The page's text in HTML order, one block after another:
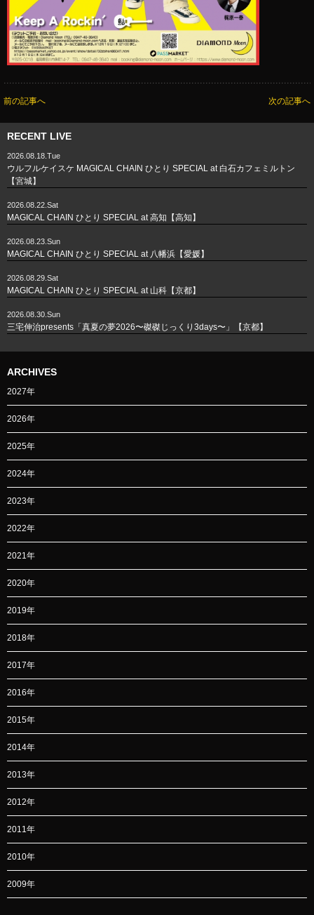
前の記事へ 次の記事へ
RECENT LIVE
2026.08.18.Tue
ウルフルケイスケ MAGICAL CHAIN ひとり SPECIAL at 白石カフェミルトン
【宮城】
2026.08.22.Sat
MAGICAL CHAIN ひとり SPECIAL at 高知【高知】
2026.08.23.Sun
MAGICAL CHAIN ひとり SPECIAL at 八幡浜【愛媛】
2026.08.29.Sat
MAGICAL CHAIN ひとり SPECIAL at 山科【京都】
2026.08.30.Sun
三宅伸治presents「真夏の夢2026〜磔磔じっくり3days〜」【京都】
ARCHIVES
2027年
2026年
2025年
2024年
2023年
2022年
2021年
2020年
2019年
2018年
2017年
2016年
2015年
2014年
2013年
2012年
2011年
2010年
2009年